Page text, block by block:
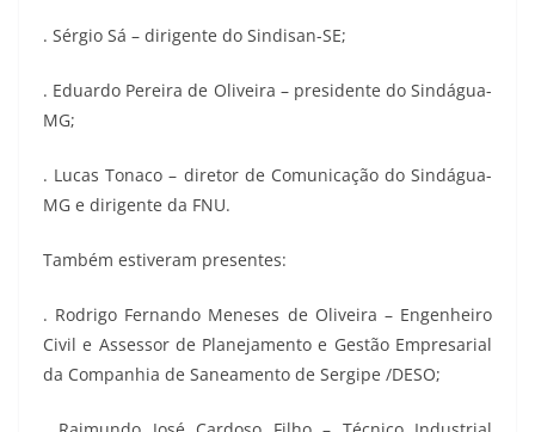
. Sérgio Sá – dirigente do Sindisan-SE;
. Eduardo Pereira de Oliveira – presidente do Sindágua-
MG;
. Lucas Tonaco – diretor de Comunicação do Sindágua-
MG e dirigente da FNU.
Também estiveram presentes:
. Rodrigo Fernando Meneses de Oliveira – Engenheiro
Civil e Assessor de Planejamento e Gestão Empresarial
da Companhia de Saneamento de Sergipe /DESO;